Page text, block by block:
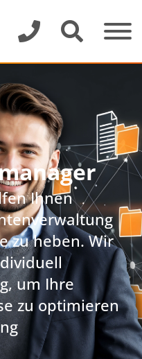
Ihnen
zu heben. Wir
um Ihre
zu optimieren